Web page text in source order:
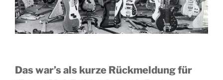
Das war’s als kurze Rückmeldung für